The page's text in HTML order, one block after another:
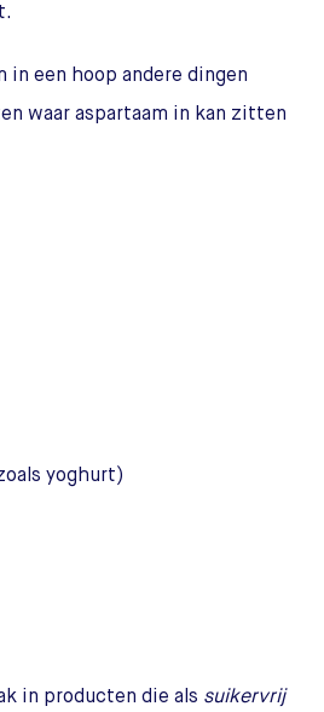
in een hoop andere dingen
waar aspartaam in kan zitten
yoghurt)
in producten die als suikervrij